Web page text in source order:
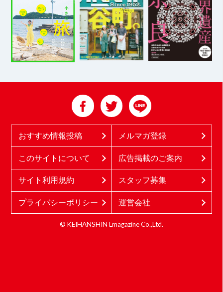
おすすめ情報投稿 メルマガ登録
このサイトについて 広告掲載のご案内
サイト利用規約 スタッフ募集
プライバシーポリシー 運営会社
© KEIHANSHIN Lmagazine Co.,Ltd.